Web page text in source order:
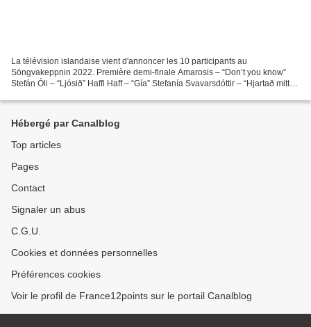
La télévision islandaise vient d'annoncer les 10 participants au
Söngvakeppnin 2022. Première demi-finale Amarosis – “Don’t you know”
Stefán Óli – “Ljósið” Haffi Haff – “Gía” Stefanía Svavarsdóttir – “Hjartað mitt”
Hébergé par Canalblog
Top articles
Pages
Contact
Signaler un abus
C.G.U.
Cookies et données personnelles
Préférences cookies
Voir le profil de France12points sur le portail Canalblog